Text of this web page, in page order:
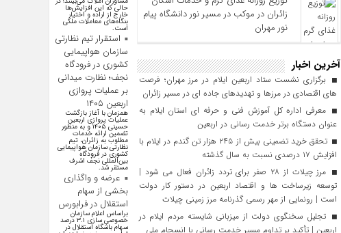
زائران در موکب در مسیر نور دانشگاه پیام
نور مهران
آخرین اخبار
برگزاری نشست ستاد اربعین ایلام در مرز مهران؛ فرصت‌
های اقتصادی در مرزها و تهدیدهای جاده‌ ای در مسیر زائران
معرفی اداره کل آموزش فنی و حرفه‌ ای استان ایلام به‌
عنوان دستگاه برتر خدمت‌ رسانی در اربعین
تحقق خرید تضمینی بیش از ۲۴۵ هزار تن گندم در ایلام با
افزایش ۱۷ درصدی نسبت به سال گذشته
مرز چیلات از ۲۸ صفر برای تردد زائران فعال می‌ شود |
توسعه زیرساخت‌ ها و اقتصاد اربعین در دستور کار دولت
است | رونمایی از مهر رسمی گذرنامه مرز زمینی چیلات
تجلیل سخنگوی دولت از میزبانی شایسته مردم ایلام در
اربعین | تأکید بر تداوم مسیر خدمت‌ رسانی با انسجام ملی
حالی که این افزایش‌ها
خارج از اراده و اختیار
بنگاه‌های معاملات ملکی
است.
استقرار تیم نظارتی
سازمان هواپیمایی
کشوری در فرودگاه
نجف؛ نظارت میدانی
بر عملیات پروازی
اربعین ۱۴۰۵
همزمان با آغاز بازگشت
عملیات پروازی اربعین
حسینی ۱۴۰۵ و به منظور
تضمین ارائه خدمات
مطلوب به زائران، تیم
نظارتی سازمان هواپیمایی
کشوری در فرودگاه
بین‌المللی نجف اشرف
مستقر شد.
عرضه و واگذاری
بخشی از سهام
استقلال در فرابورس
براساس اعلام سازمان
خصوصی سازی ۳.۱ درصد
سهام باشگاه استقلال در